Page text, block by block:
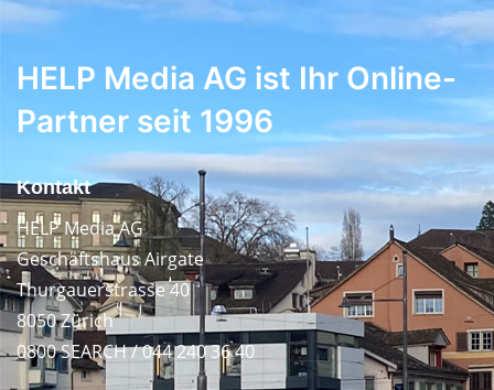
HELP Media AG ist Ihr Online-
Partner seit 1996
Kontakt
HELP Media AG
Geschäftshaus Airgate
Thurgauerstrasse 40
8050 Zürich
0800 SEARCH / 044 240 36 40